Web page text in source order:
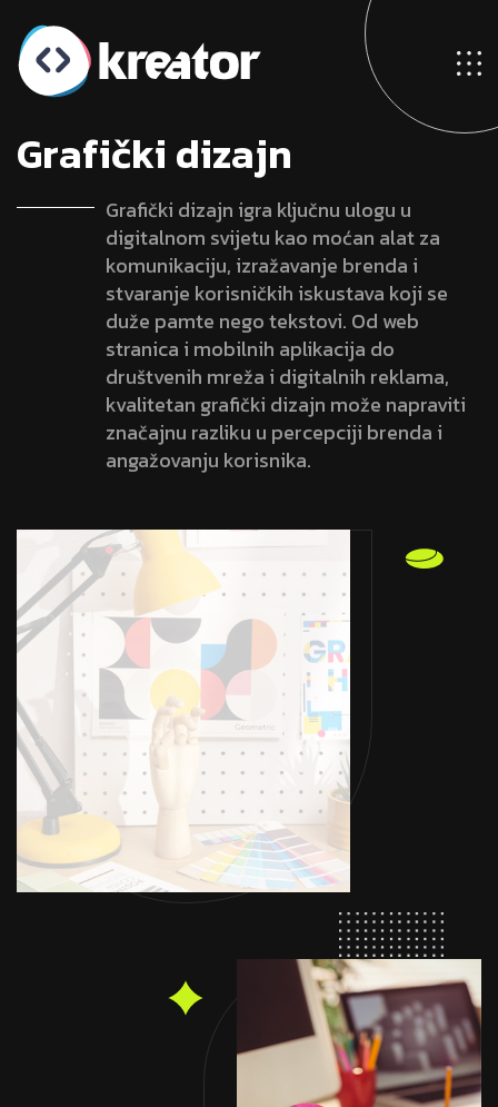
Grafički dizajn
Grafički dizajn igra ključnu ulogu u
digitalnom svijetu kao moćan alat za
komunikaciju, izražavanje brenda i
stvaranje korisničkih iskustava koji se
duže pamte nego tekstovi. Od web
stranica i mobilnih aplikacija do
društvenih mreža i digitalnih reklama,
kvalitetan grafički dizajn može napraviti
značajnu razliku u percepciji brenda i
angažovanju korisnika.